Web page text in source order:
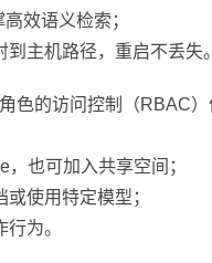
效语义检索；
到主机路径，重启不丢失
色的访问控制（RBAC
也可加入共享空间；
使用特定模型；
为。